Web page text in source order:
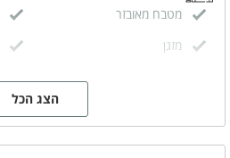
מטבח מאובזר
מזגן
הצג הכל